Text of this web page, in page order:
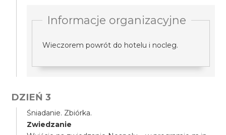
Informacje organizacyjne
Wieczorem powrót do hotelu i nocleg.
DZIEŃ 3
Śniadanie. Zbiórka.
Zwiedzanie